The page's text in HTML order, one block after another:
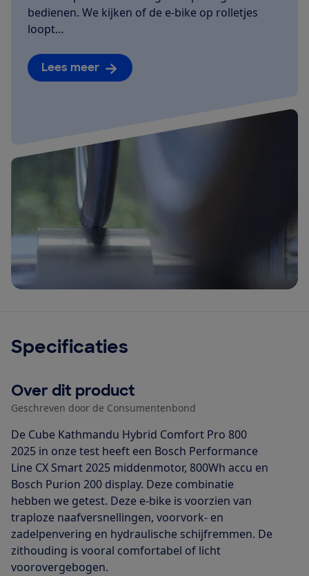
bedienen. We kijken of de e-bike op rolletjes
loopt…
Lees meer
Specificaties
Over dit product
Geschreven door de Consumentenbond
De Cube Kathmandu Hybrid Comfort Pro 800
2025 in onze test heeft een Bosch Performance
Line CX Smart 2025 middenmotor, 800Wh accu en
Bosch Purion 200 display. Deze combinatie
hebben we getest. Deze e-bike is voorzien van
traploze naafversnellingen, voorvork- en
zadelpenvering en hydraulische schijfremmen. De
zithouding is vooral comfortabel of licht
voorovergebogen.